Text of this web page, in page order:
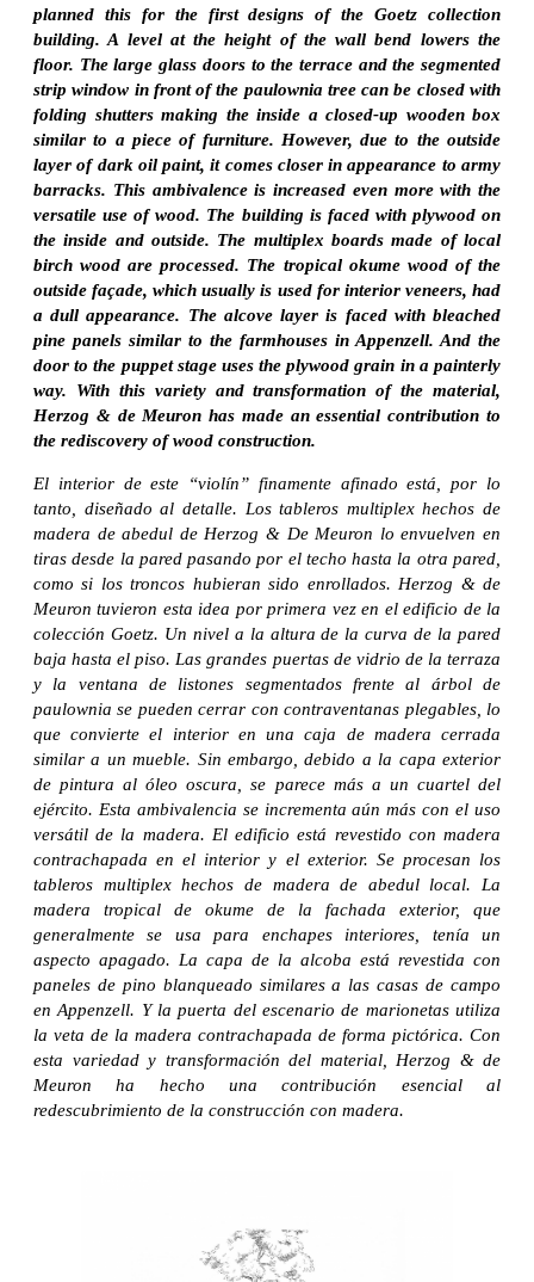
planned this for the first designs of the Goetz collection
building. A level at the height of the wall bend lowers the
floor. The large glass doors to the terrace and the segmented
strip window in front of the paulownia tree can be closed with
folding shutters making the inside a closed-up wooden box
similar to a piece of furniture. However, due to the outside
layer of dark oil paint, it comes closer in appearance to army
barracks. This ambivalence is increased even more with the
versatile use of wood. The building is faced with plywood on
the inside and outside. The multiplex boards made of local
birch wood are processed. The tropical okume wood of the
outside façade, which usually is used for interior veneers, had
a dull appearance. The alcove layer is faced with bleached
pine panels similar to the farmhouses in Appenzell. And the
door to the puppet stage uses the plywood grain in a painterly
way. With this variety and transformation of the material,
Herzog & de Meuron has made an essential contribution to
the rediscovery of wood construction.
El interior de este “violín” finamente afinado está, por lo
tanto, diseñado al detalle. Los tableros multiplex hechos de
madera de abedul de Herzog & De Meuron lo envuelven en
tiras desde la pared pasando por el techo hasta la otra pared,
como si los troncos hubieran sido enrollados. Herzog & de
Meuron tuvieron esta idea por primera vez en el edificio de la
colección Goetz. Un nivel a la altura de la curva de la pared
baja hasta el piso. Las grandes puertas de vidrio de la terraza
y la ventana de listones segmentados frente al árbol de
paulownia se pueden cerrar con contraventanas plegables, lo
que convierte el interior en una caja de madera cerrada
similar a un mueble. Sin embargo, debido a la capa exterior
de pintura al óleo oscura, se parece más a un cuartel del
ejército. Esta ambivalencia se incrementa aún más con el uso
versátil de la madera. El edificio está revestido con madera
contrachapada en el interior y el exterior. Se procesan los
tableros multiplex hechos de madera de abedul local. La
madera tropical de okume de la fachada exterior, que
generalmente se usa para enchapes interiores, tenía un
aspecto apagado. La capa de la alcoba está revestida con
paneles de pino blanqueado similares a las casas de campo
en Appenzell. Y la puerta del escenario de marionetas utiliza
la veta de la madera contrachapada de forma pictórica. Con
esta variedad y transformación del material, Herzog & de
Meuron ha hecho una contribución esencial al
redescubrimiento de la construcción con madera.